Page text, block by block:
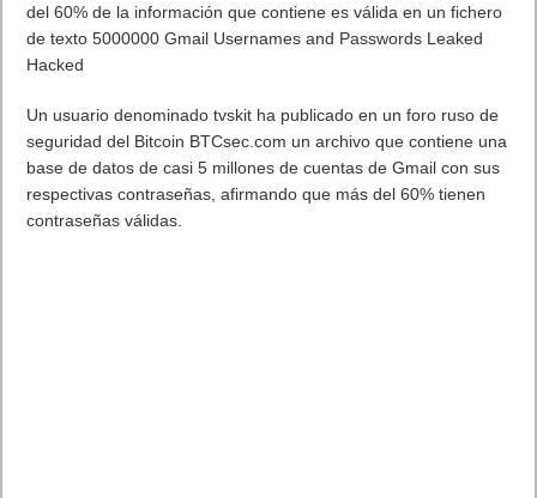
del 60% de la información que contiene es válida en un fichero
de texto 5000000 Gmail Usernames and Passwords Leaked
Hacked
Un usuario denominado tvskit ha publicado en un foro ruso de
seguridad del Bitcoin BTCsec.com un archivo que contiene una
base de datos de casi 5 millones de cuentas de Gmail con sus
respectivas contraseñas, afirmando que más del 60% tienen
contraseñas válidas.